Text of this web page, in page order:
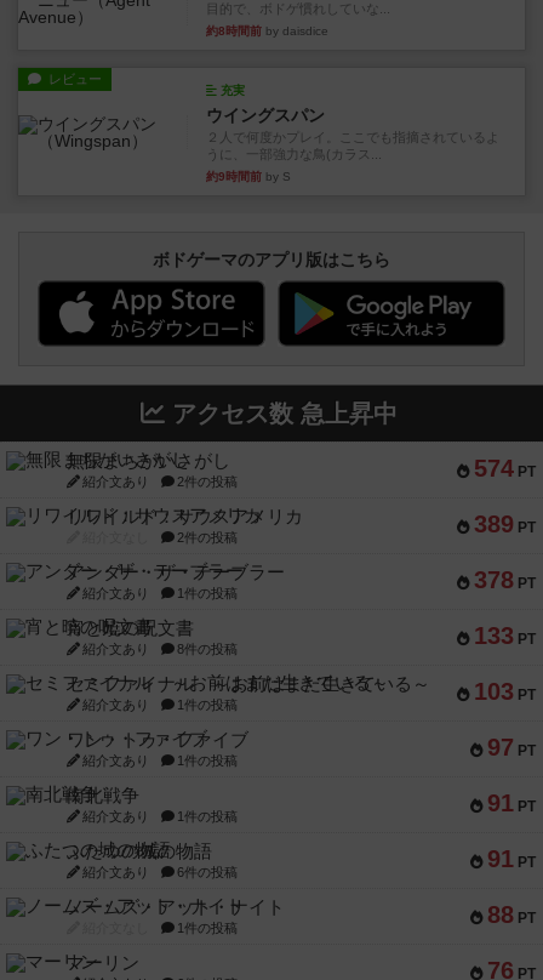
目的で、ボドゲ慣れしていな...
約8時間前 by daisdice
レビュー
充実
ウイングスパン
２人で何度かプレイ。ここでも指摘されているよ
うに、一部強力な鳥(カラス...
約9時間前 by S
ボドゲーマのアプリ版はこちら
アクセス数 急上昇中
574 PT
無限まちがいさがし
紹介文あり 2件の投稿
389 PT
リワイルド：サウスアメリカ
2件の投稿
378 PT
アンダー・ザ・テーブラー
紹介文あり 1件の投稿
133 PT
宵と暁の呪文書
紹介文あり 8件の投稿
103 PT
セミファイナル ～お前はまだ生きている～
紹介文あり 1件の投稿
97 PT
ワン・トゥ・ファイブ
紹介文あり 1件の投稿
91 PT
南北戦争
紹介文あり 1件の投稿
91 PT
ふたつの城の物語
紹介文あり 6件の投稿
88 PT
ノームズ・アット・ナイト
1件の投稿
76 PT
マーリン